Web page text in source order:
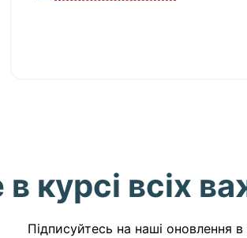
курсі всіх
Підписуйтесь на наші оновлення